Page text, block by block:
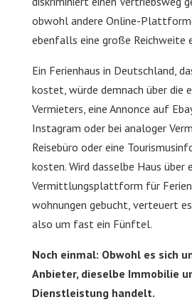
obwohl andere Online-
ebenfalls eine große Reichweite
Ein Ferienhaus in Deutschland,
kostet, würde demnach über die
Vermieters, eine Annonce auf
Instagram oder bei analoger
Reisebüro oder eine
kosten. Wird dasselbe Haus über
Vermittlungsplattform für
wohnungen gebucht, verteuert
also um fast ein Fünftel.
Noch einmal: Obwohl es sich
Anbieter, dieselbe Immobilie
Dienstleistung handelt.